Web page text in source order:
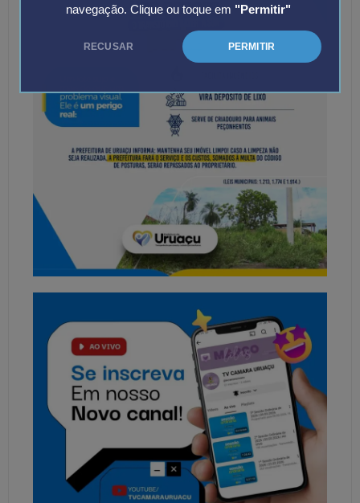
navegação. Clique ou toque em "Permitir"
RECUSAR PERMITIR